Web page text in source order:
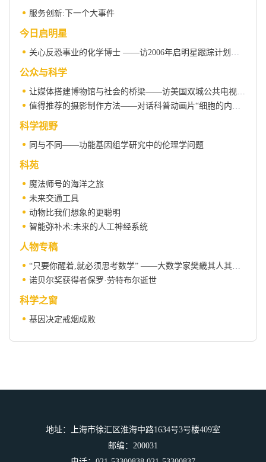
服务创新:下一个大事件
今日启明星
公众与科学
科学视野
同与不同——功能基因组学研究中的伦理学问题
科苑
魔法师号的海洋之旅
未来交通工具
动物比我们想象的更聪明
智能弥补术:未来的人工神经系统
人物专稿
诺贝尔奖获得者保罗·劳特布尔逝世
科学之窗
基因决定戒烟成败
地址：上海市徐汇区淮海中路1634号3号楼409室
邮编：200031